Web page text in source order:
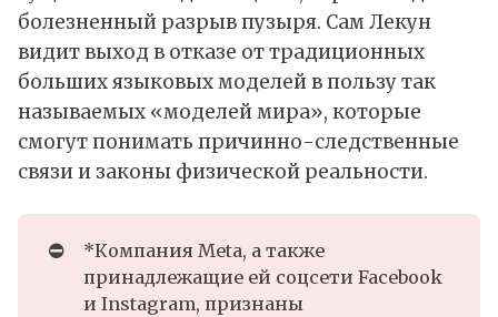
болезненный разрыв пузыря. Сам Лекун
видит выход в отказе от традиционных
больших языковых моделей в пользу так
называемых «моделей мира», которые
смогут понимать причинно-следственные
связи и законы физической реальности.
⛔
*Компания Meta, а также
принадлежащие ей соцсети Facebook
и Instagram, признаны